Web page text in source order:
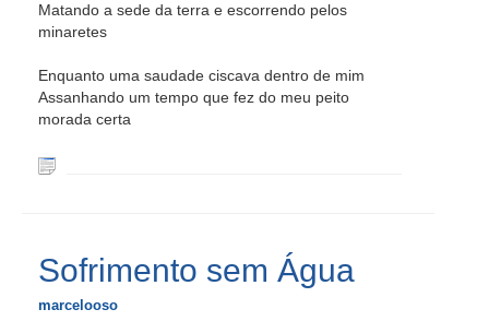
Matando a sede da terra e escorrendo pelos
minaretes
Enquanto uma saudade ciscava dentro de mim
Assanhando um tempo que fez do meu peito
morada certa
Sofrimento sem Água
marcelooso